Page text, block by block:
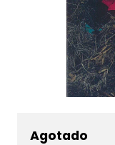
Agotado